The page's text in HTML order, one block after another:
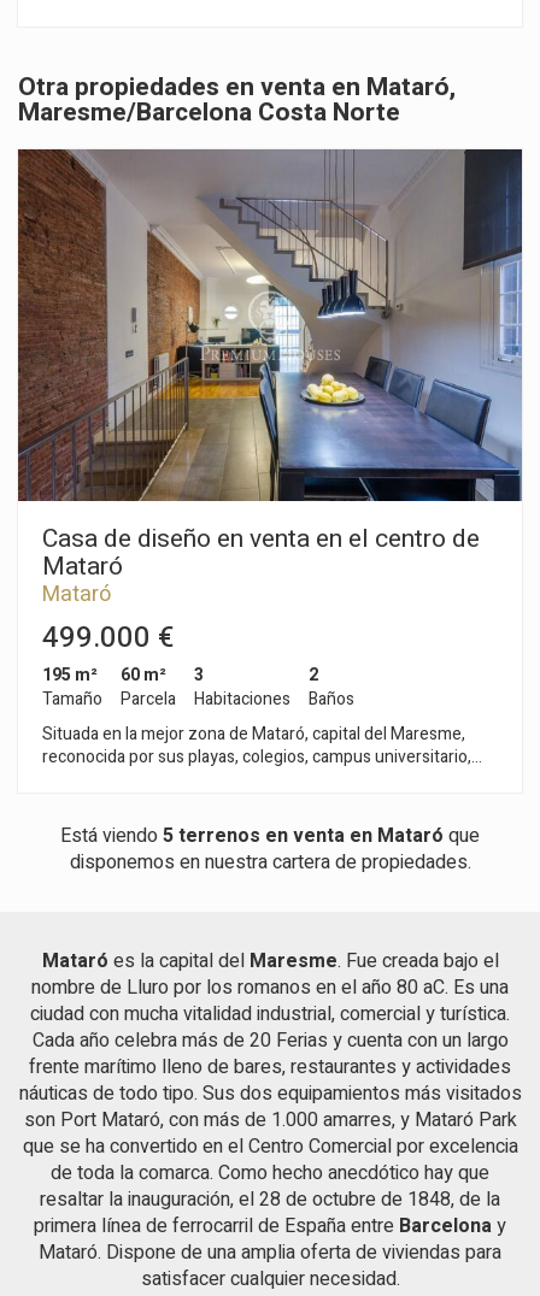
Otra propiedades en venta en Mataró,
Maresme/Barcelona Costa Norte
Casa de diseño en venta en el centro de
Mataró
Mataró
499.000 €
195 m²
Tamaño
60 m²
Parcela
3
Habitaciones
2
Baños
Situada en la mejor zona de Mataró, capital del Maresme,
reconocida por sus playas, colegios, campus universitario,
construida en 1988 y rehabilitada completamente en 2008,
conservando elementos originales como las paredes de obra
vista, suelos de madera natural... Al entrar, accedemos a un
comedor y seguidamente la cocina abierta a éste, haciendo
toda la estancia muy acogedora. La escalera nos lleva a la
zona de noche compuesta por una suite, una habitación
convertida en vestidor y otra doble con baño completo. En la
última planta hay un estudio diáfano con claraboyas y techo
de madera con salida a una agradable terraza solárium de 25
metros. A 20 metros de la casa se dispone de plazas de
aparcamiento y trasteros en un cómodo y amplio parking
privado a precios muy competitivos. Por su situación
podemos disfrutar de luz, sol todo el día e ir andando a la
playa. ¡¡Casa de revista!!
Está viendo5 terrenos en venta en Mataró que
disponemos en nuestra cartera de propiedades.
Mataró es la capital del Maresme. Fue creada bajo el
nombre de Lluro por los romanos en el año 80 aC. Es una
ciudad con mucha vitalidad industrial, comercial y turística.
Cada año celebra más de 20 Ferias y cuenta con un largo
frente marítimo lleno de bares, restaurantes y actividades
náuticas de todo tipo. Sus dos equipamientos más visitados
son Port Mataró, con más de 1.000 amarres, y Mataró Park
que se ha convertido en el Centro Comercial por excelencia
de toda la comarca. Como hecho anecdótico hay que
resaltar la inauguración, el 28 de octubre de 1848, de la
primera línea de ferrocarril de España entre Barcelonay
Mataró. Dispone de una amplia oferta de viviendas para
satisfacer cualquier necesidad.